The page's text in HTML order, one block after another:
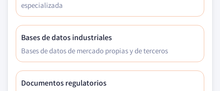
especializada
Bases de datos industriales
Bases de datos de mercado propias y de terceros
Documentos regulatorios